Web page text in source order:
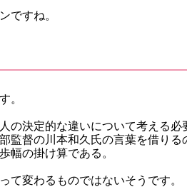
ですね。
。
の決定的な違いについて考える必
監督の川本和久氏の言葉を借りる
幅の掛け算である。
て変わるものではないそうです。